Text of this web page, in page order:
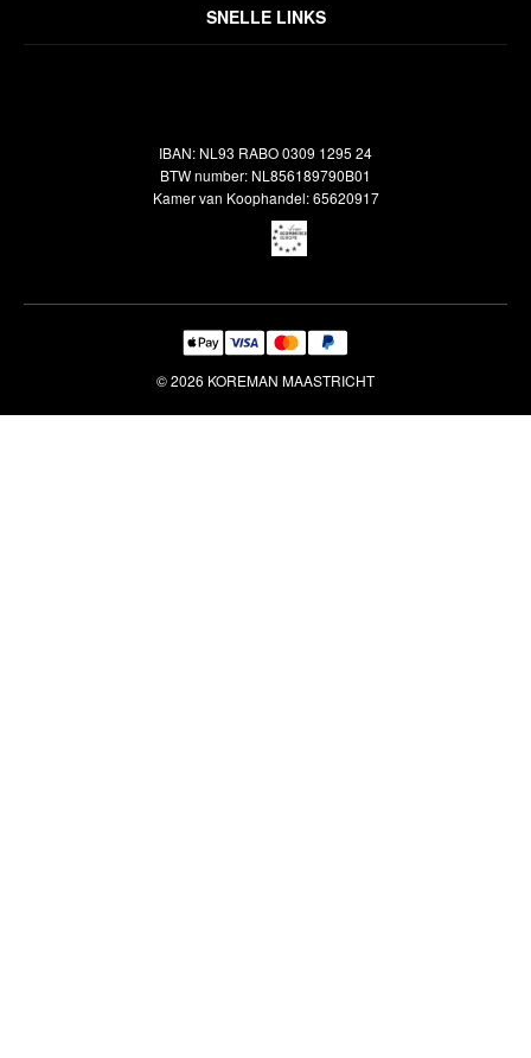
SNELLE LINKS
Veelgestelde vragen
Verzendbeleid
IBAN: NL93 RABO 0309 1295 24
BTW number: NL856189790B01
Kamer van Koophandel: 65620917
© 2026 KOREMAN MAASTRICHT